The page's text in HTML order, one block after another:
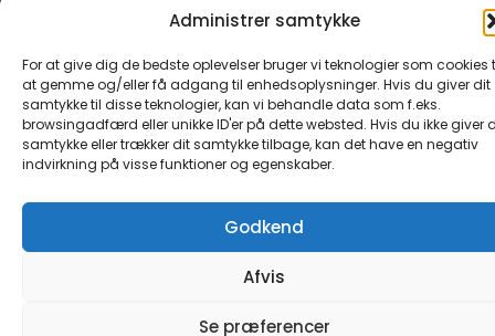
Administrer samtykke
For at give dig de bedste oplevelser bruger vi teknologier som cookies
at gemme og/eller få adgang til enhedsoplysninger. Hvis du giver dit
samtykke til disse teknologier, kan vi behandle data som f.eks.
browsingadfærd eller unikke ID'er på dette websted. Hvis du ikke giver
samtykke eller trækker dit samtykke tilbage, kan det have en negativ
indvirkning på visse funktioner og egenskaber.
Godkend
Afvis
Se præferencer
© tjek-fagforening.dk